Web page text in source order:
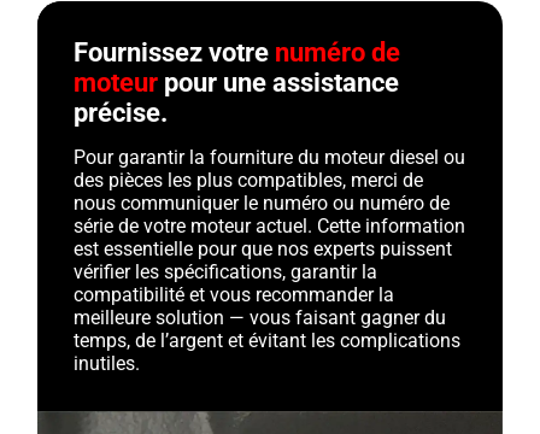
Fournissez votre numéro de
moteur pour une assistance
précise.
Pour garantir la fourniture du moteur diesel ou
des pièces les plus compatibles, merci de
nous communiquer le numéro ou numéro de
série de votre moteur actuel. Cette information
est essentielle pour que nos experts puissent
vérifier les spécifications, garantir la
compatibilité et vous recommander la
meilleure solution — vous faisant gagner du
temps, de l’argent et évitant les complications
inutiles.